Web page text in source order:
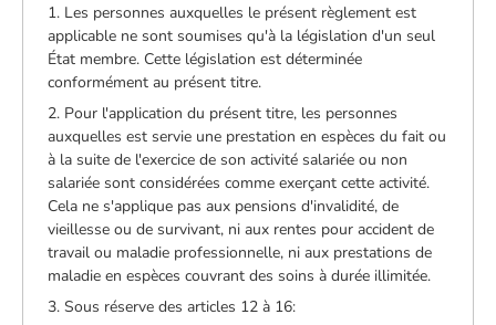
1. Les personnes auxquelles le présent règlement est
applicable ne sont soumises qu'à la législation d'un seul
État membre. Cette législation est déterminée
conformément au présent titre.
2. Pour l'application du présent titre, les personnes
auxquelles est servie une prestation en espèces du fait ou
à la suite de l'exercice de son activité salariée ou non
salariée sont considérées comme exerçant cette activité.
Cela ne s'applique pas aux pensions d'invalidité, de
vieillesse ou de survivant, ni aux rentes pour accident de
travail ou maladie professionnelle, ni aux prestations de
maladie en espèces couvrant des soins à durée illimitée.
3. Sous réserve des articles 12 à 16: